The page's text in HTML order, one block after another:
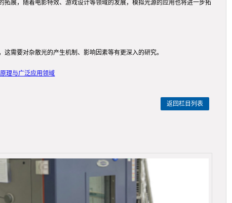
展，随着电影特效、游戏设计等领域的发展，模拟光源的应用也将进一步拓
需要对杂散光的产生机制、影响因素等有更深入的研究。
理与广泛应用领域
返回栏目列表